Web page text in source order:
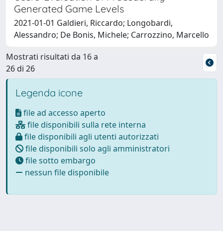
Generated Game Levels
2021-01-01 Galdieri, Riccardo; Longobardi,
Alessandro; De Bonis, Michele; Carrozzino, Marcello
Mostrati risultati da 16 a
26 di 26
Legenda icone
file ad accesso aperto
file disponibili sulla rete interna
file disponibili agli utenti autorizzati
file disponibili solo agli amministratori
file sotto embargo
nessun file disponibile